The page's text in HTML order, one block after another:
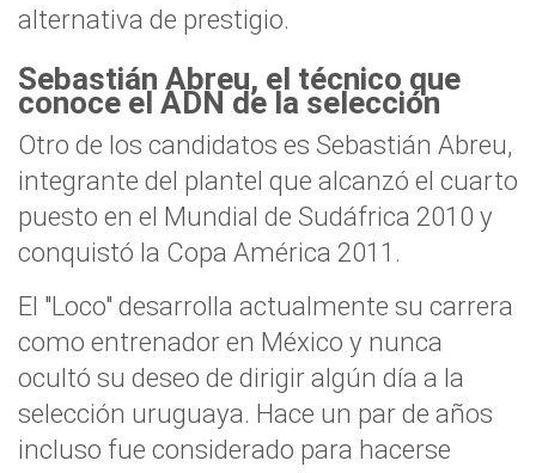
alternativa de prestigio.
Sebastián Abreu, el técnico que
conoce el ADN de la selección
Otro de los candidatos es Sebastián Abreu,
integrante del plantel que alcanzó el cuarto
puesto en el Mundial de Sudáfrica 2010 y
conquistó la Copa América 2011.
El "Loco" desarrolla actualmente su carrera
como entrenador en México y nunca
ocultó su deseo de dirigir algún día a la
selección uruguaya. Hace un par de años
incluso fue considerado para hacerse